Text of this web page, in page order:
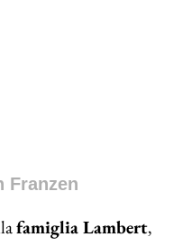
Franzen
famiglia Lambert,